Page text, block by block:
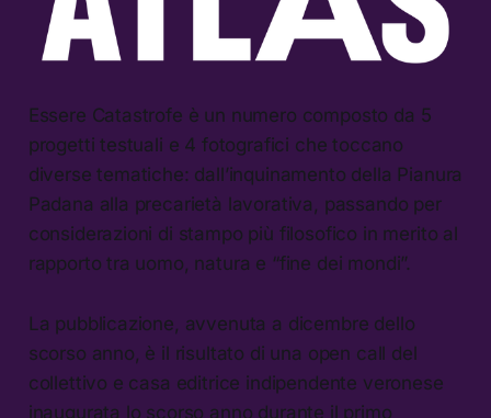
Essere Catastrofe è un numero composto da 5
progetti testuali e 4 fotografici che toccano
diverse tematiche: dall’inquinamento della Pianura
Padana alla precarietà lavorativa, passando per
considerazioni di stampo più filosofico in merito al
rapporto tra uomo, natura e “fine dei mondi”.
La pubblicazione, avvenuta a dicembre dello
scorso anno, è il risultato di una open call del
collettivo e casa editrice indipendente veronese
inaugurata lo scorso anno durante il primo